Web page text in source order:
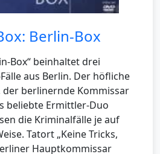
Berlin-Box
Box“ beinhaltet drei
aus Berlin. Der höfliche
der berlinernde Kommissar
beliebte Ermittler-Duo
die Kriminalfälle je auf
Tatort „Keine Tricks,
Hauptkommissar